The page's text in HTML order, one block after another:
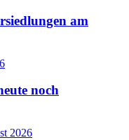
am
noch
2026